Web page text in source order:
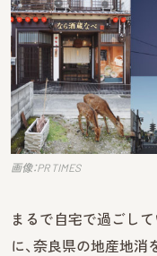
画像：PR TIMES
まるで自宅で過ごし
に、奈良県の地産地消